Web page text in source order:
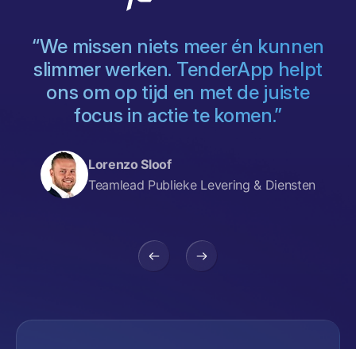
“We missen niets meer én kunnen
slimmer werken. TenderApp helpt
ons om op tijd en met de juiste
focus in actie te komen.”
Lorenzo Sloof
Teamlead Publieke Levering & Diensten